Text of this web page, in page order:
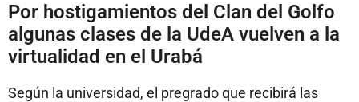
Por hostigamientos del Clan del Golfo
algunas clases de la UdeA vuelven a la
virtualidad en el Urabá
Según la universidad, el pregrado que recibirá las